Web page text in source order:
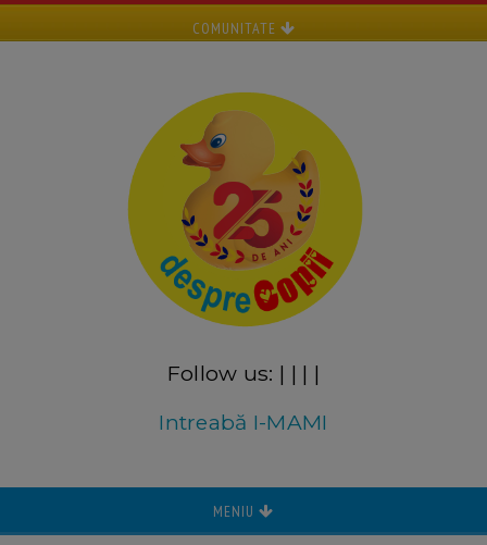
COMUNITATE
Follow us: | | | |
Intreabă I-MAMI
MENIU